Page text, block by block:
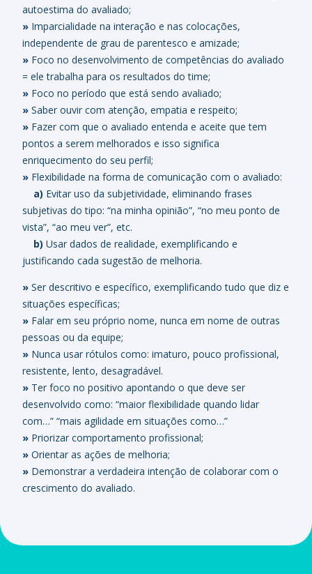
autoestima do avaliado;
» Imparcialidade na interação e nas colocações,
independente de grau de parentesco e amizade;
» Foco no desenvolvimento de competências do avaliado
= ele trabalha para os resultados do time;
» Foco no período que está sendo avaliado;
» Saber ouvir com atenção, empatia e respeito;
» Fazer com que o avaliado entenda e aceite que tem
pontos a serem melhorados e isso significa
enriquecimento do seu perfil;
» Flexibilidade na forma de comunicação com o avaliado:
a) Evitar uso da subjetividade, eliminando frases
subjetivas do tipo: “na minha opinião”, “no meu ponto de
vista”, “ao meu ver”, etc.
b) Usar dados de realidade, exemplificando e
justificando cada sugestão de melhoria.
» Ser descritivo e específico, exemplificando tudo que diz e
situações específicas;
» Falar em seu próprio nome, nunca em nome de outras
pessoas ou da equipe;
» Nunca usar rótulos como: imaturo, pouco profissional,
resistente, lento, desagradável.
» Ter foco no positivo apontando o que deve ser
desenvolvido como: “maior flexibilidade quando lidar
com…” “mais agilidade em situações como…”
» Priorizar comportamento profissional;
» Orientar as ações de melhoria;
» Demonstrar a verdadeira intenção de colaborar com o
crescimento do avaliado.